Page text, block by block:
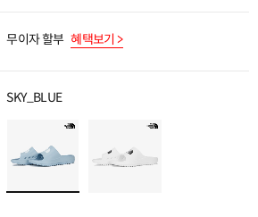
무이자 할부 혜택보기 >
SKY_BLUE